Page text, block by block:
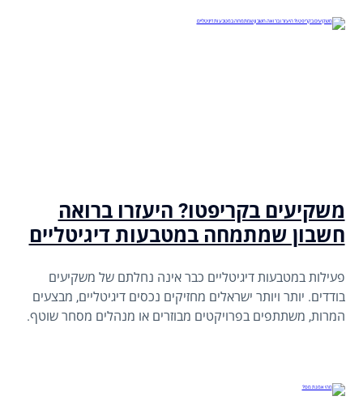
משקיעים בקריפטו? היעזרו ברואה
חשבון שמתמחה במטבעות דיגיטליים
פעילות במטבעות דיגיטליים כבר אינה נחלתם של משקיעים
בודדים. יותר ויותר ישראלים מחזיקים נכסים דיגיטליים, מבצעים
המרות, משתתפים בפרויקטים מבוזרים או מנהלים מסחר שוטף.